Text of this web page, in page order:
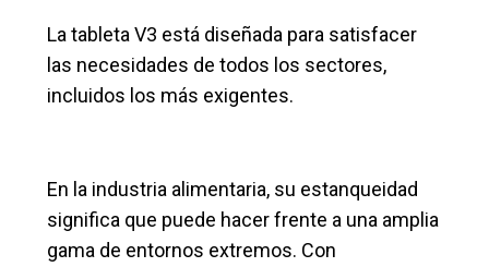
La tableta V3 está diseñada para satisfacer
las necesidades de todos los sectores,
incluidos los más exigentes.
En la industria alimentaria, su estanqueidad
significa que puede hacer frente a una amplia
gama de entornos extremos. Con